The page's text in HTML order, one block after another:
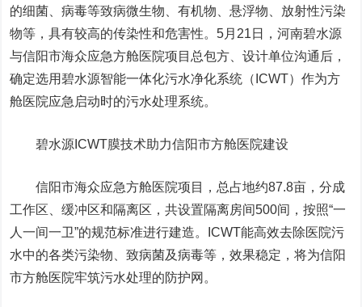
的细菌、病毒等致病微生物、有机物、悬浮物、放射性污染
物等，具有较高的传染性和危害性。5月21日，河南碧水源
与信阳市海众应急方舱医院项目总包方、设计单位沟通后，
确定选用碧水源智能一体化污水净化系统（ICWT）作为方
舱医院应急启动时的污水处理系统。
碧水源ICWT膜技术助力信阳市方舱医院建设
信阳市海众应急方舱医院项目，总占地约87.8亩，分成
工作区、缓冲区和隔离区，共设置隔离房间500间，按照“一
人一间一卫”的规范标准进行建造。ICWT能高效去除医院污
水中的各类污染物、致病菌及病毒等，效果稳定，将为信阳
市方舱医院牢筑污水处理的防护网。